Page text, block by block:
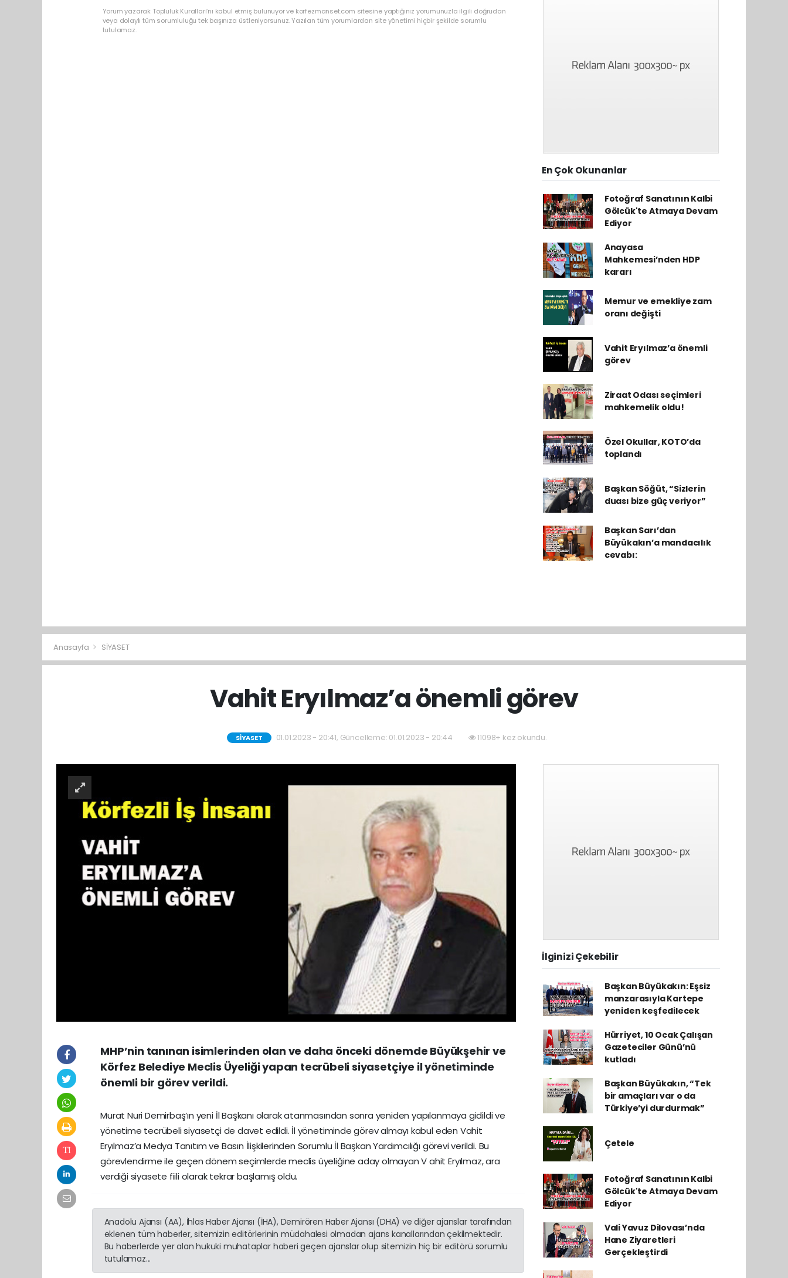
Yorum yazarak Topluluk Kuralları’nı kabul etmiş bulunuyor ve korfezmanset.com sitesine yaptığınız yorumunuzla ilgili doğrudan
veya dolaylı tüm sorumluluğu tek başınıza üstleniyorsunuz. Yazılan tüm yorumlardan site yönetimi hiçbir şekilde sorumlu
tutulamaz.
En Çok Okunanlar
Fotoğraf Sanatının Kalbi
Gölcük'te Atmaya Devam
Ediyor
Anayasa
Mahkemesi’nden HDP
kararı
Memur ve emekliye zam
oranı değişti
Vahit Eryılmaz’a önemli
görev
Ziraat Odası seçimleri
mahkemelik oldu!
Özel Okullar, KOTO’da
toplandı
Başkan Söğüt, “Sizlerin
duası bize güç veriyor”
Başkan Sarı’dan
Büyükakın’a mandacılık
cevabı:
Anasayfa SİYASET
Vahit Eryılmaz’a önemli görev
SİYASET 01.01.2023 - 20:41, Güncelleme: 01.01.2023 - 20:44 11098+ kez okundu.
MHP’nin tanınan isimlerinden olan ve daha önceki dönemde Büyükşehir ve
Körfez Belediye Meclis Üyeliği yapan tecrübeli siyasetçiye il yönetiminde
önemli bir görev verildi.
Murat Nuri Demirbaş’ın yeni İl Başkanı olarak atanmasından sonra yeniden yapılanmaya gidildi ve
yönetime tecrübeli siyasetçi de davet edildi. İl yönetiminde görev almayı kabul eden Vahit
Eryılmaz’a Medya Tanıtım ve Basın İlişkilerinden Sorumlu İl Başkan Yardımcılığı görevi verildi. Bu
görevlendirme ile geçen dönem seçimlerde meclis üyeliğine aday olmayan V ahit Eryılmaz, ara
verdiği siyasete fiili olarak tekrar başlamış oldu.
Anadolu Ajansı (AA), İhlas Haber Ajansı (İHA), Demirören Haber Ajansı (DHA) ve diğer ajanslar tarafından
eklenen tüm haberler, sitemizin editörlerinin müdahalesi olmadan ajans kanallarından çekilmektedir.
Bu haberlerde yer alan hukuki muhataplar haberi geçen ajanslar olup sitemizin hiç bir editörü sorumlu
tutulamaz...
İlginizi Çekebilir
Başkan Büyükakın: Eşsiz
manzarasıyla Kartepe
yeniden keşfedilecek
Hürriyet, 10 Ocak Çalışan
Gazeteciler Günü’nü
kutladı
Başkan Büyükakın, “Tek
bir amaçları var o da
Türkiye’yi durdurmak”
Çetele
Fotoğraf Sanatının Kalbi
Gölcük'te Atmaya Devam
Ediyor
Vali Yavuz Dilovası’nda
Hane Ziyaretleri
Gerçekleştirdi